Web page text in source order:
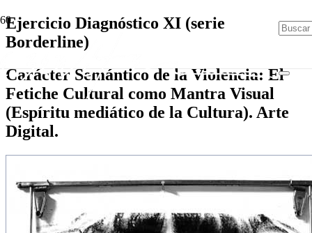
Ejercicio Diagnóstico XI (serie
Borderline)
Carácter Semántico de la Violencia: El
Fetiche Cultural como Mantra Visual
(Espíritu mediático de la Cultura). Arte
Digital.